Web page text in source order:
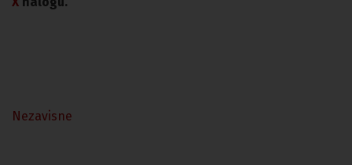
Nezavisne